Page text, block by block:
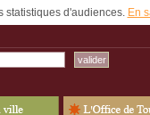
d'audiences. En